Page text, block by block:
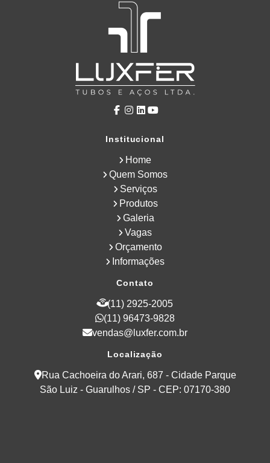
Institucional
Home
Quem Somos
Serviços
Produtos
Galeria
Vagas
Orçamento
Informações
Contato
(11) 2925-2005
(11) 96473-9828
vendas@luxfer.com.br
Localização
Rua Cachoeira do Arari, 687 - Cidade Parque
São Luiz - Guarulhos / SP - CEP: 07170-380